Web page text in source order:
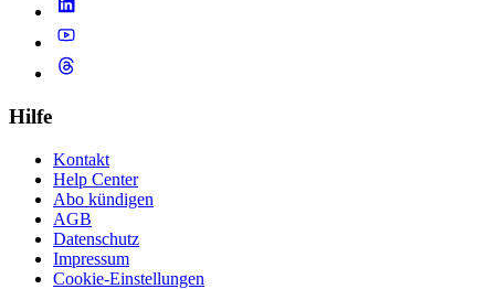
Hilfe
Kontakt
Help Center
Abo kündigen
AGB
Datenschutz
Impressum
Cookie-Einstellungen